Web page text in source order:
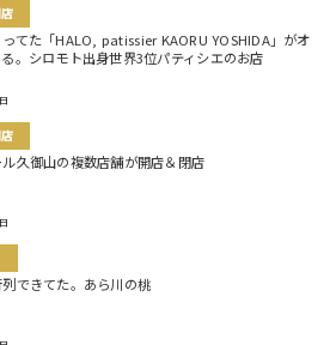
てた「HALO, patissier KAORU YOSHIDA」がオ
。シロモト出身世界3位パティシエのお店
久御山の複数店舗が開店＆閉店
できてた。あら川の桃